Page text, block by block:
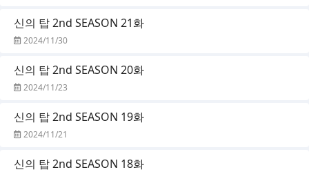
신의 탑 2nd SEASON 21화
2024/11/30
신의 탑 2nd SEASON 20화
2024/11/23
신의 탑 2nd SEASON 19화
2024/11/21
신의 탑 2nd SEASON 18화